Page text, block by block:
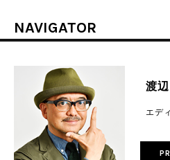
NAVIGATOR
渡
エデ